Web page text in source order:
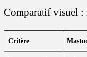
Comparatif visuel
Critère